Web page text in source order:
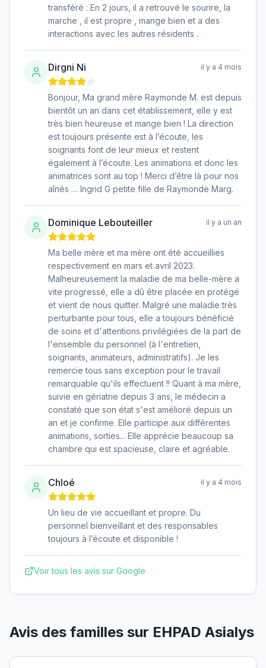
transféré : En 2 jours, il a retrouvé le sourire, la
marche , il est propre , mange bien et a des
interactions avec les autres résidents .
Dirgni Ni il y a 4 mois
Bonjour, Ma grand mère Raymonde M. est depuis
bientôt un an dans cet établissement, elle y est
très bien heureuse et mange bien ! La direction
est toujours présente est à l’écoute, les
soignants font de leur mieux et restent
également à l’écoute. Les animations et donc les
animatrices sont au top ! Merci d’être là pour nos
aînés … Ingrid G petite fille de Raymonde Marg.
Dominique Lebouteiller il y a un an
Ma belle mère et ma mère ont été accueillies
respectivement en mars et avril 2023.
Malheureusement la maladie de ma belle-mère a
vite progressé, elle a dû être placée en protégé
et vient de nous quitter. Malgré une maladie très
perturbante pour tous, elle a toujours bénéficié
de soins et d'attentions privilégiées de la part de
l'ensemble du personnel (à l'entretien,
soignants, animateurs, administratifs). Je les
remercie tous sans exception pour le travail
remarquable qu'ils effectuent !! Quant à ma mère,
suivie en gériatrie depuis 3 ans, le médecin a
constaté que son état s'est amélioré depuis un
an et je confirme. Elle participe aux différentes
animations, sorties... Elle apprécie beaucoup sa
chambre qui est spacieuse, claire et agréable.
Chloé il y a 4 mois
Un lieu de vie accueillant et propre. Du
personnel bienveillant et des responsables
toujours à l’écoute et disponible !
Voir tous les avis sur Google
Avis des familles sur EHPAD Asialys